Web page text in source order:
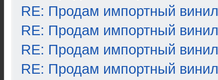
RE: Продам импортный винил
RE: Продам импортный винил
RE: Продам импортный винил
RE: Продам импортный винил